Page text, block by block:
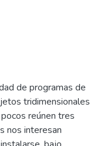
de programas de
tridimensionales
reúnen tres
nos interesan